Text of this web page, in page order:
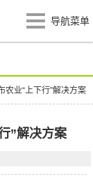
导航菜单
农业“上下行”解决方案
”解决方案